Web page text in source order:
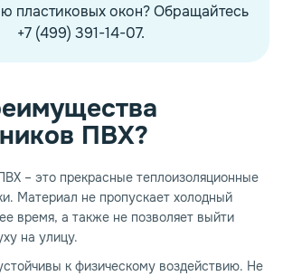
пластиковых окон? Обращайтесь
+7 (499) 391-14-07.
ПВХ?
– это прекрасные теплоизоляционные
Материал не пропускает холодный
время, а также не позволяет выйти
на улицу.
к физическому воздействию. Не